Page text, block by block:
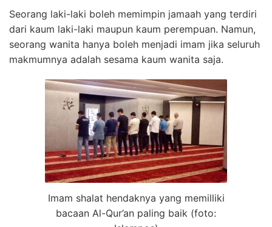
Seorang laki-laki boleh memimpin jamaah yang terdiri
dari kaum laki-laki maupun kaum perempuan. Namun,
seorang wanita hanya boleh menjadi imam jika seluruh
makmumnya adalah sesama kaum wanita saja.
Imam shalat hendaknya yang memilliki
bacaan Al-Qur’an paling baik (foto: